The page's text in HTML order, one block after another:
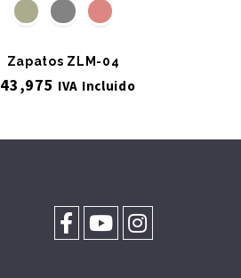
Zapatos ZLM-04
43,975 IVA Incluido